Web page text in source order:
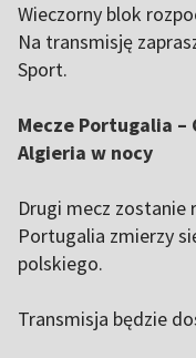
Wieczorny blok
Na transmisję
Sport.
Mecze Portugalia –
Algieria w nocy
Drugi mecz zostanie
Portugalia zmierzy
polskiego.
Transmisja będzie